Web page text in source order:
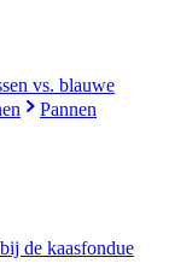
vs. blauwe
Pannen
de kaasfondue